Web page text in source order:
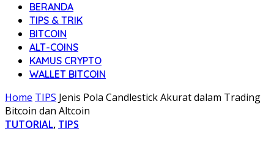
BERANDA
TIPS & TRIK
BITCOIN
ALT-COINS
KAMUS CRYPTO
WALLET BITCOIN
Home TIPS Jenis Pola Candlestick Akurat dalam Trading
Bitcoin dan Altcoin
TUTORIAL, TIPS